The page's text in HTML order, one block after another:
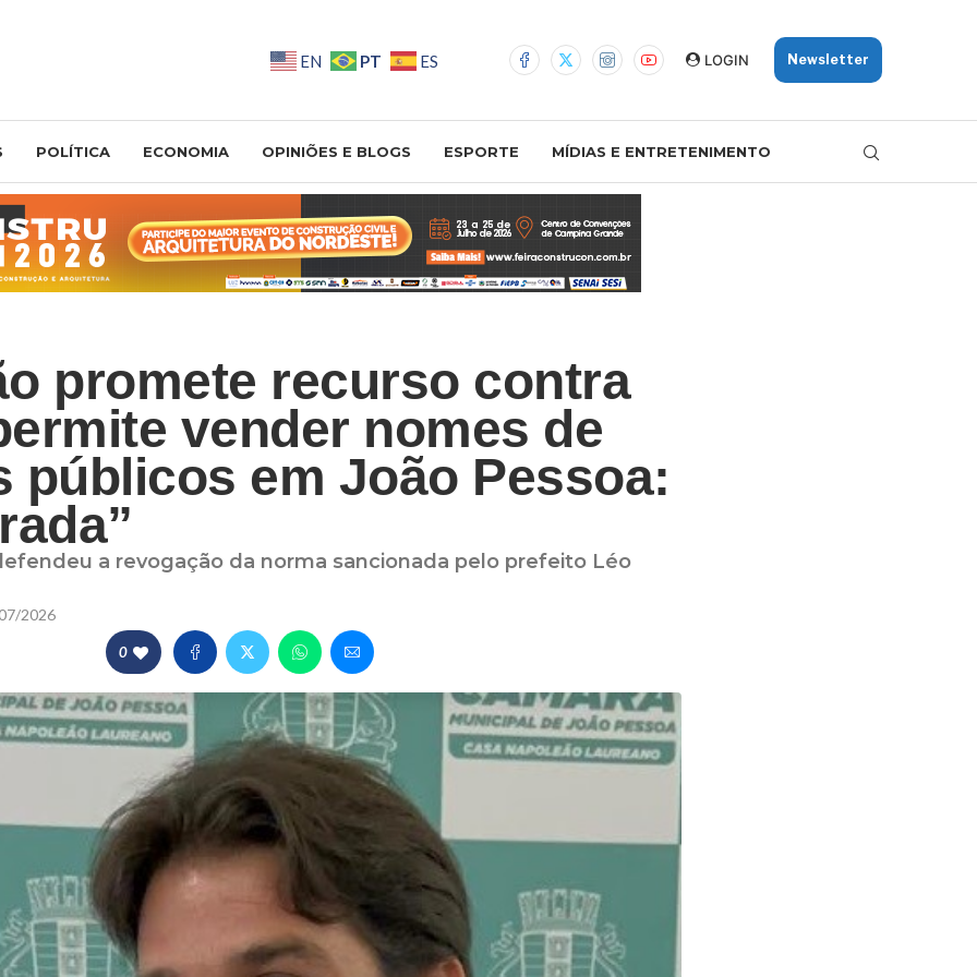
EN PT ES LOGIN Newsletter
POLÍTICA ECONOMIA OPINIÕES E BLOGS ESPORTE MÍDIAS E ENTRETENIMENTO
promete recurso contra
vender nomes de
públicos em João Pessoa:
a revogação da norma sancionada pelo prefeito Léo
2026
0